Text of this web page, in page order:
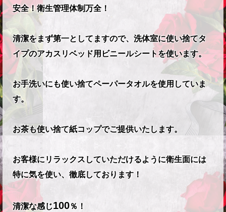
安全！衛生管理体制万全！
清潔をまず第一としてますので、洗体室に使い捨てタ
イプのアカスリベッド用ビニールシートを使います。
お手洗いにも使い捨てペーパータオルを使用していま
す。
お茶も使い捨て紙コップでご提供いたします。
お客様にリラックスしていただけるように衛生面には
特に気を使い、徹底しております！
清潔な感じ100％！